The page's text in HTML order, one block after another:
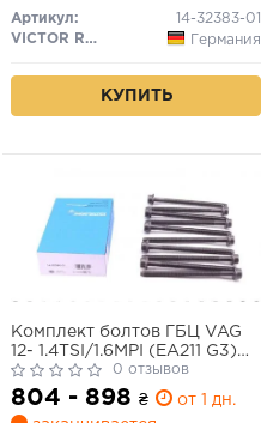
Артикул:
14-32383-01
VICTOR REINZ
Германия
КУПИТЬ
Комплект болтов ГБЦ VAG
12- 1.4TSI/1.6MPI (EA211 G3)
CHPA/CZDA/CZCA/CWVA
0 отзывов
804 - 898 ₴
от 1 дн.